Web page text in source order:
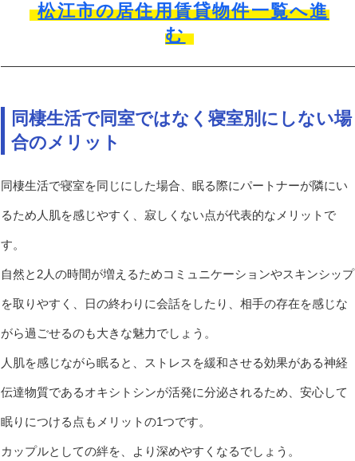
松江市の居住用賃貸物件一覧へ進
む
同棲生活で同室ではなく寝室別にしない場
合のメリット
同棲生活で寝室を同じにした場合、眠る際にパートナーが隣にい
るため人肌を感じやすく、寂しくない点が代表的なメリットで
す。
自然と2人の時間が増えるためコミュニケーションやスキンシップ
を取りやすく、日の終わりに会話をしたり、相手の存在を感じな
がら過ごせるのも大きな魅力でしょう。
人肌を感じながら眠ると、ストレスを緩和させる効果がある神経
伝達物質であるオキシトシンが活発に分泌されるため、安心して
眠りにつける点もメリットの1つです。
カップルとしての絆を、より深めやすくなるでしょう。